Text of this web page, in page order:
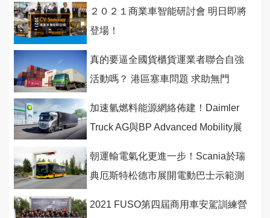
２０２１商業車智能研討會 明日即將
登場！
真的要逼全國貨櫃貨運業者聯合自強
活動嗎？ 港區塞車問題 求助無門
加速氫燃料能源網絡佈建！Daimler
Truck AG與BP Advanced Mobility展
朝運輸電氣化更進一步！Scania於瑞
典厄斯特松德市展開電動巴士示範測
2021 FUSO第四屆商用車安駕訓練營